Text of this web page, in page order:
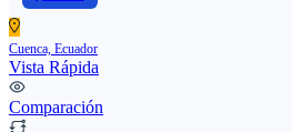
Cuenca, Ecuador
Vista Rápida
Comparación